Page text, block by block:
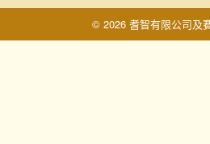
© 2026 耆智有限公司及